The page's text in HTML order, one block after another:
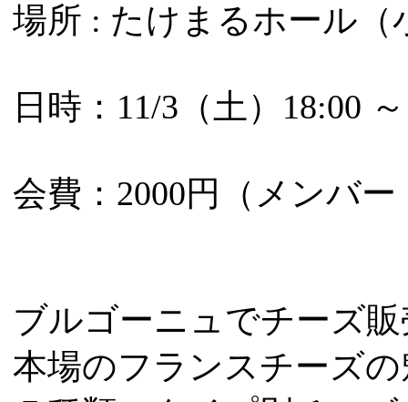
場所 : たけまるホール（
日時：11/3（土）18:00
会費：2000円（メンバー
ブルゴーニュでチーズ
本場のフランスチーズ